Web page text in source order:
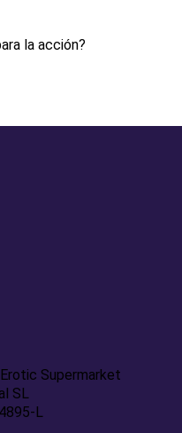
la acción?
Supermarket
SL
L